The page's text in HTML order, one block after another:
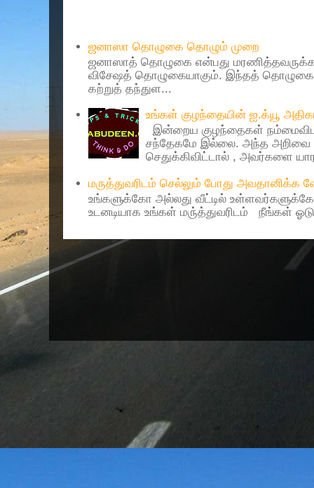
ஜனாஸா தொழுகை தொழும் முறை
ஜனாஸாத் தொழுகை என்பது
விசேஷத் தொழுகையாகும். இந்தத்
கற்றுத் தந்துள...
உங்கள் குழந்தையின் ஐ.க்யூ
இன்றைய குழந்தைகள்
சந்தேகமே இல்லை. அந்த
செதுக்கிவிட்டால் , அவர்களை
மருத்துவரிடம் செல்லும் போது அவதானிக்க
உங்களுக்கோ அல்லது வீட்டில்
உடனடியாக உங்கள் மரு்த்துவரிடம் நீங்கள்